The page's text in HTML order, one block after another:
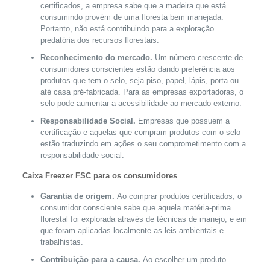
certificados, a empresa sabe que a madeira que está
consumindo provém de uma floresta bem manejada.
Portanto, não está contribuindo para a exploração
predatória dos recursos florestais.
Reconhecimento do mercado. Um número crescente de
consumidores conscientes estão dando preferência aos
produtos que tem o selo, seja piso, papel, lápis, porta ou
até casa pré-fabricada. Para as empresas exportadoras, o
selo pode aumentar a acessibilidade ao mercado externo.
Responsabilidade Social. Empresas que possuem a
certificação e aquelas que compram produtos com o selo
estão traduzindo em ações o seu comprometimento com a
responsabilidade social.
Caixa Freezer FSC para os consumidores
Garantia de origem. Ao comprar produtos certificados, o
consumidor consciente sabe que aquela matéria-prima
florestal foi explorada através de técnicas de manejo, e em
que foram aplicadas localmente as leis ambientais e
trabalhistas.
Contribuição para a causa. Ao escolher um produto